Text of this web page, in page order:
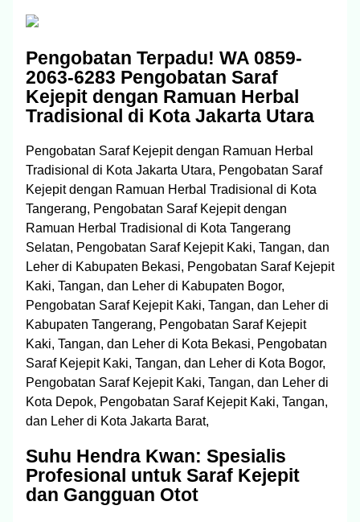
Pengobatan Terpadu! WA 0859-
2063-6283 Pengobatan Saraf
Kejepit dengan Ramuan Herbal
Tradisional di Kota Jakarta Utara
Pengobatan Saraf Kejepit dengan Ramuan Herbal
Tradisional di Kota Jakarta Utara, Pengobatan Saraf
Kejepit dengan Ramuan Herbal Tradisional di Kota
Tangerang, Pengobatan Saraf Kejepit dengan
Ramuan Herbal Tradisional di Kota Tangerang
Selatan, Pengobatan Saraf Kejepit Kaki, Tangan, dan
Leher di Kabupaten Bekasi, Pengobatan Saraf Kejepit
Kaki, Tangan, dan Leher di Kabupaten Bogor,
Pengobatan Saraf Kejepit Kaki, Tangan, dan Leher di
Kabupaten Tangerang, Pengobatan Saraf Kejepit
Kaki, Tangan, dan Leher di Kota Bekasi, Pengobatan
Saraf Kejepit Kaki, Tangan, dan Leher di Kota Bogor,
Pengobatan Saraf Kejepit Kaki, Tangan, dan Leher di
Kota Depok, Pengobatan Saraf Kejepit Kaki, Tangan,
dan Leher di Kota Jakarta Barat,
Suhu Hendra Kwan: Spesialis
Profesional untuk Saraf Kejepit
dan Gangguan Otot